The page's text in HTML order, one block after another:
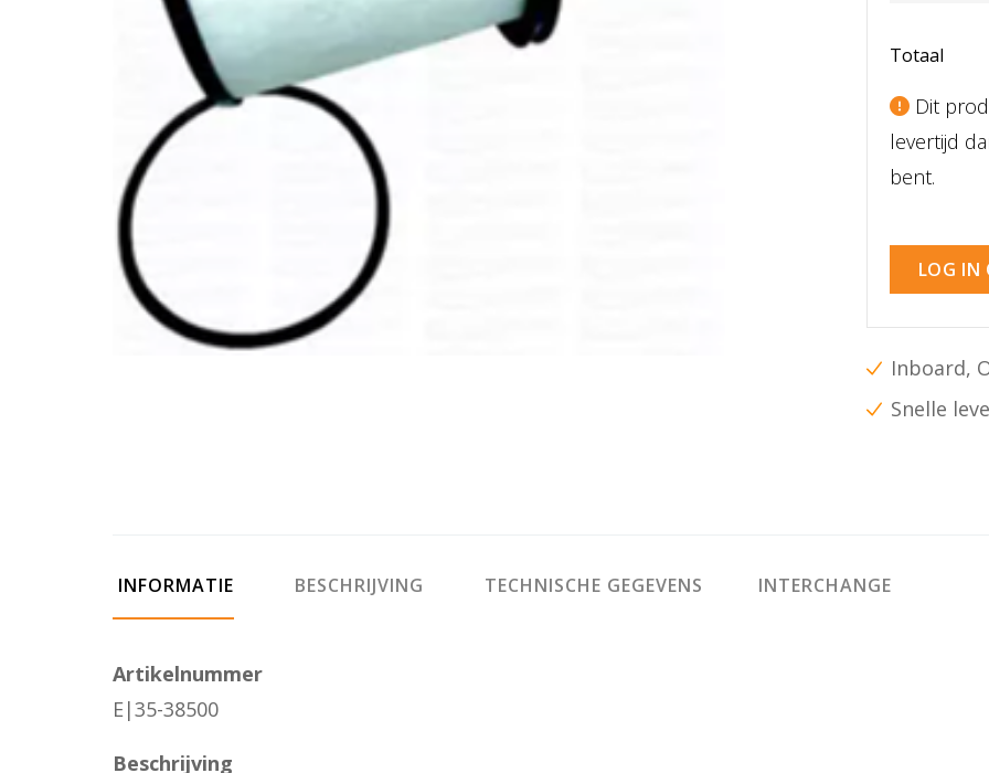
Totaal
Dit
levertijd
bent.
LOG IN
Inboard,
Snelle
INFORMATIE BESCHRIJVING TECHNISCHE GEGEVENS INTERCHANGE
Artikelnummer
E|35-38500
Beschrijving